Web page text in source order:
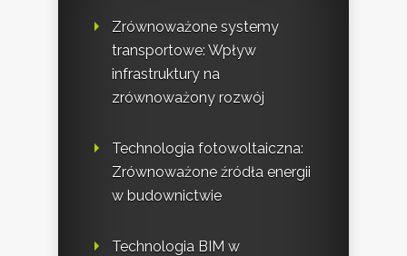
Zrównoważone systemy
transportowe: Wpływ
infrastruktury na
zrównoważony rozwój
Technologia fotowoltaiczna:
Zrównoważone źródła energii
w budownictwie
Technologia BIM w